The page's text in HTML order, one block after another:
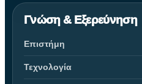
Γνώση & Εξερεύνηση
Επιστήμη
Τεχνολογία